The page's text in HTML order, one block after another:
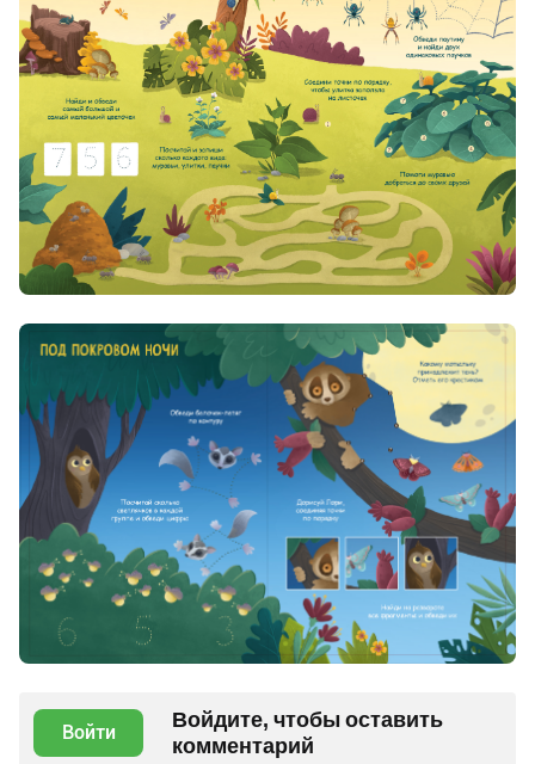
Войти
Войдите, чтобы оставить
комментарий